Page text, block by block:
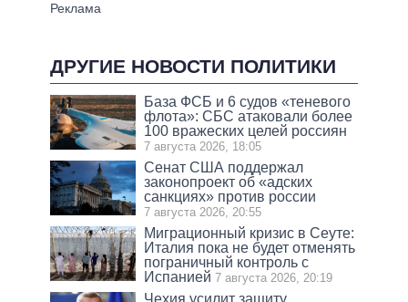
ДРУГИЕ НОВОСТИ ПОЛИТИКИ
База ФСБ и 6 судов «теневого
флота»: СБС атаковали более
100 вражеских целей россиян
7 августа 2026, 18:05
Сенат США поддержал
законопроект об «адских
санкциях» против россии
7 августа 2026, 20:55
Миграционный кризис в Сеуте:
Италия пока не будет отменять
пограничный контроль с
Испанией 7 августа 2026, 20:19
Чехия усилит защиту